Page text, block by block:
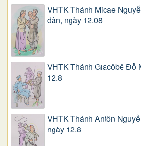
VHTK Thánh Micae
dân, ngày 12.08
VHTK Thánh Giacôbê Ðỗ
12.8
VHTK Thánh Antôn
ngày 12.8